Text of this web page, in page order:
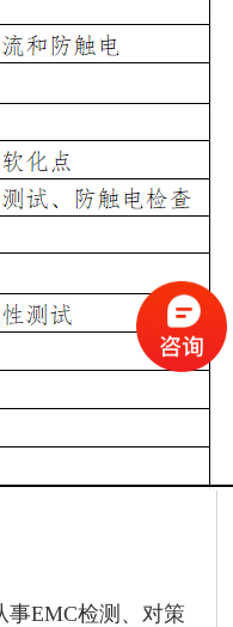
事EMC检测、对策